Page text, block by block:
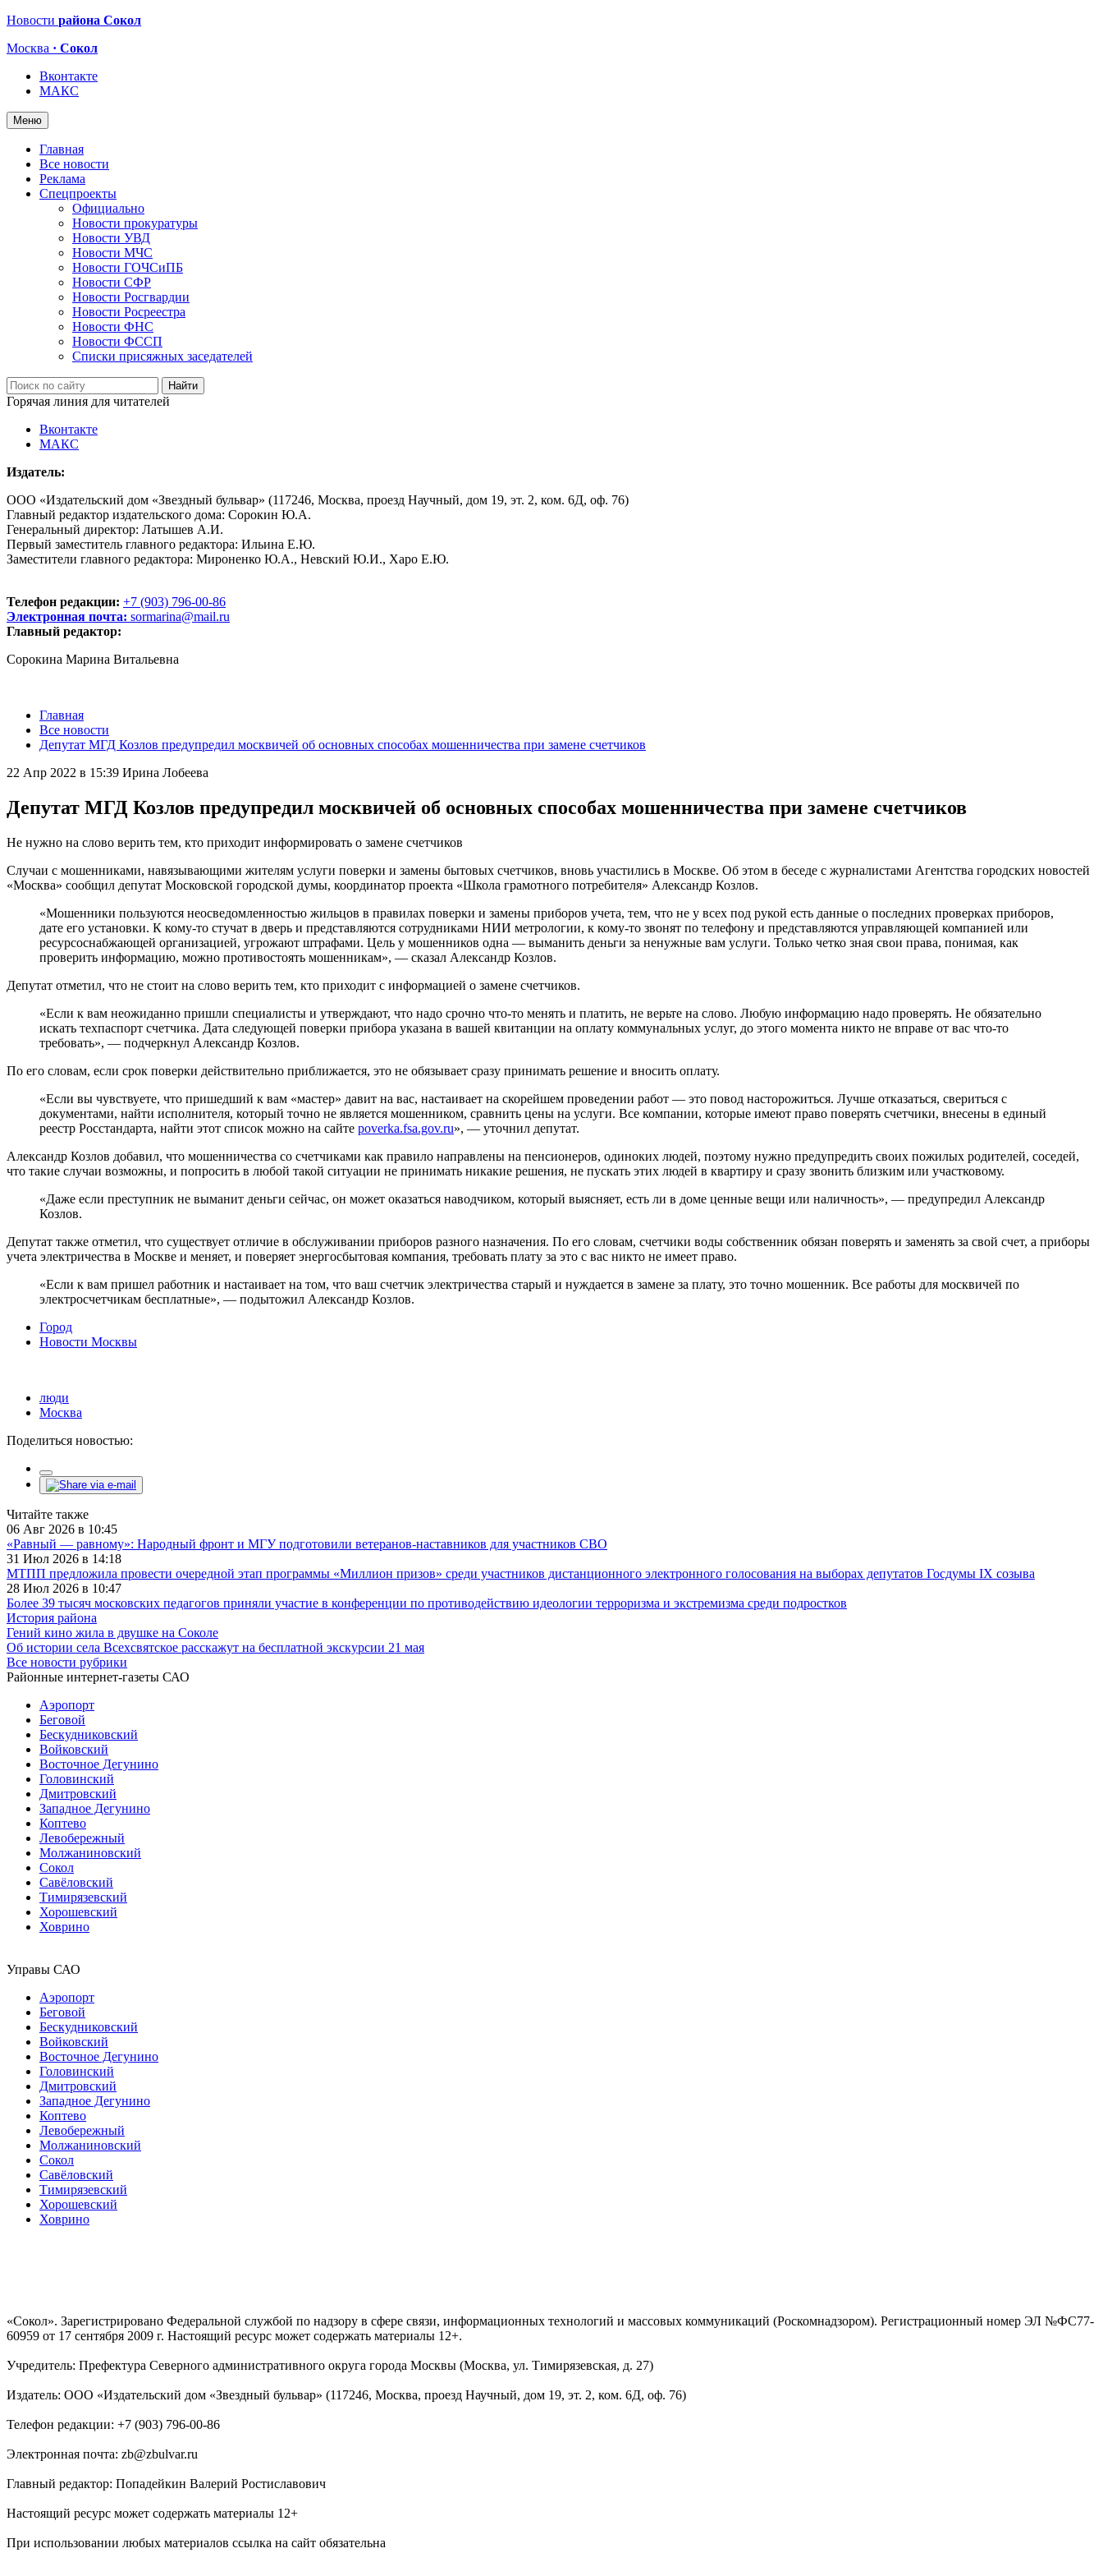
Новости района Сокол
Москва · Сокол
Вконтакте
МАКС
Меню
Главная
Все новости
Реклама
Спецпроекты
Официально
Новости прокуратуры
Новости УВД
Новости МЧС
Новости ГОЧСиПБ
Новости СФР
Новости Росгвардии
Новости Росреестра
Новости ФНС
Новости ФССП
Списки присяжных заседателей
Горячая линия для читателей
Вконтакте
МАКС
Издатель:
ООО «Издательский дом «Звездный бульвар» (117246, Москва, проезд Научный, дом 19, эт. 2, ком. 6Д, оф. 76)
Главный редактор издательского дома: Сорокин Ю.А.
Генеральный директор: Латышев А.И.
Первый заместитель главного редактора: Ильина Е.Ю.
Заместители главного редактора: Мироненко Ю.А., Невский Ю.И., Харо Е.Ю.
Телефон редакции: +7 (903) 796-00-86
Электронная почта: sormarina@mail.ru
Главный редактор:
Сорокина Марина Витальевна
Главная
Все новости
Депутат МГД Козлов предупредил москвичей об основных способах мошенничества при замене счетчиков
22 Апр 2022 в 15:39 Ирина Лобеева
Депутат МГД Козлов предупредил москвичей об основных способах мошенничества при замене счетчиков
Не нужно на слово верить тем, кто приходит информировать о замене счетчиков
Случаи с мошенниками, навязывающими жителям услуги поверки и замены бытовых счетчиков, вновь участились в Москве. Об этом в беседе с журналистами Агентства городских новостей
«Москва» сообщил депутат Московской городской думы, координатор проекта «Школа грамотного потребителя» Александр Козлов.
«Мошенники пользуются неосведомленностью жильцов в правилах поверки и замены приборов учета, тем, что не у всех под рукой есть данные о последних проверках приборов,
дате его установки. К кому-то стучат в дверь и представляются сотрудниками НИИ метрологии, к кому-то звонят по телефону и представляются управляющей компанией или
ресурсоснабжающей организацией, угрожают штрафами. Цель у мошенников одна — выманить деньги за ненужные вам услуги. Только четко зная свои права, понимая, как
проверить информацию, можно противостоять мошенникам», — сказал Александр Козлов.
Депутат отметил, что не стоит на слово верить тем, кто приходит с информацией о замене счетчиков.
«Если к вам неожиданно пришли специалисты и утверждают, что надо срочно что-то менять и платить, не верьте на слово. Любую информацию надо проверять. Не обязательно
искать техпаспорт счетчика. Дата следующей поверки прибора указана в вашей квитанции на оплату коммунальных услуг, до этого момента никто не вправе от вас что-то
требовать», — подчеркнул Александр Козлов.
По его словам, если срок поверки действительно приближается, это не обязывает сразу принимать решение и вносить оплату.
«Если вы чувствуете, что пришедший к вам «мастер» давит на вас, настаивает на скорейшем проведении работ — это повод насторожиться. Лучше отказаться, свериться с
документами, найти исполнителя, который точно не является мошенником, сравнить цены на услуги. Все компании, которые имеют право поверять счетчики, внесены в единый
реестр Росстандарта, найти этот список можно на сайте poverka.fsa.gov.ru», — уточнил депутат.
Александр Козлов добавил, что мошенничества со счетчиками как правило направлены на пенсионеров, одиноких людей, поэтому нужно предупредить своих пожилых родителей, соседей,
что такие случаи возможны, и попросить в любой такой ситуации не принимать никакие решения, не пускать этих людей в квартиру и сразу звонить близким или участковому.
«Даже если преступник не выманит деньги сейчас, он может оказаться наводчиком, который выясняет, есть ли в доме ценные вещи или наличность», — предупредил Александр
Козлов.
Депутат также отметил, что существует отличие в обслуживании приборов разного назначения. По его словам, счетчики воды собственник обязан поверять и заменять за свой счет, а приборы
учета электричества в Москве и меняет, и поверяет энергосбытовая компания, требовать плату за это с вас никто не имеет право.
«Если к вам пришел работник и настаивает на том, что ваш счетчик электричества старый и нуждается в замене за плату, это точно мошенник. Все работы для москвичей по
электросчетчикам бесплатные», — подытожил Александр Козлов.
Город
Новости Москвы
люди
Москва
Поделиться новостью:
Читайте также
06 Авг 2026 в 10:45
«Равный — равному»: Народный фронт и МГУ подготовили ветеранов-наставников для участников СВО
31 Июл 2026 в 14:18
МТПП предложила провести очередной этап программы «Миллион призов» среди участников дистанционного электронного голосования на выборах депутатов Госдумы IX созыва
28 Июл 2026 в 10:47
Более 39 тысяч московских педагогов приняли участие в конференции по противодействию идеологии терроризма и экстремизма среди подростков
История района
Гений кино жила в двушке на Соколе
Об истории села Всехсвятское расскажут на бесплатной экскурсии 21 мая
Все новости рубрики
Районные интернет-газеты САО
Аэропорт
Беговой
Бескудниковский
Войковский
Восточное Дегунино
Головинский
Дмитровский
Западное Дегунино
Коптево
Левобережный
Молжаниновский
Сокол
Савёловский
Тимирязевский
Хорошевский
Ховрино
Управы САО
Аэропорт
Беговой
Бескудниковский
Войковский
Восточное Дегунино
Головинский
Дмитровский
Западное Дегунино
Коптево
Левобережный
Молжаниновский
Сокол
Савёловский
Тимирязевский
Хорошевский
Ховрино
«Сокол». Зарегистрировано Федеральной службой по надзору в сфере связи, информационных технологий и массовых коммуникаций (Роскомнадзором). Регистрационный номер ЭЛ №ФС77-
60959 от 17 сентября 2009 г. Настоящий ресурс может содержать материалы 12+.
Учредитель: Префектура Северного административного округа города Москвы (Москва, ул. Тимирязевская, д. 27)
Издатель: ООО «Издательский дом «Звездный бульвар» (117246, Москва, проезд Научный, дом 19, эт. 2, ком. 6Д, оф. 76)
Телефон редакции: +7 (903) 796-00-86
Электронная почта: zb@zbulvar.ru
Главный редактор: Попадейкин Валерий Ростиславович
Настоящий ресурс может содержать материалы 12+
При использовании любых материалов ссылка на сайт обязательна